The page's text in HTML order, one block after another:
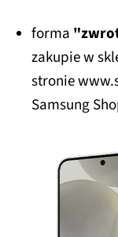
forma
zakupie w
stronie
Samsung